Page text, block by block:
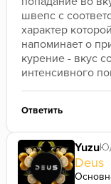
швепс с
характер
напоминает о
курение - вкус
интенсивного
Ответить
Yuzu
Deus